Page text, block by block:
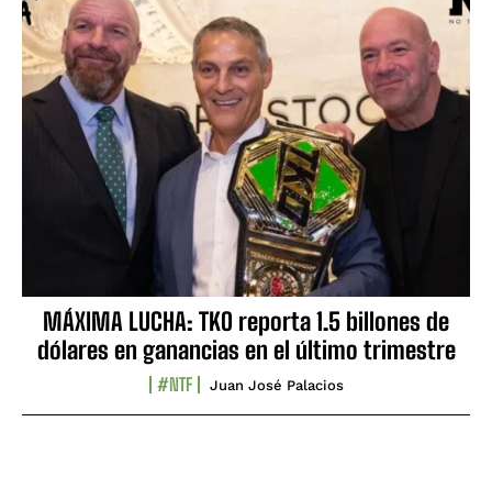
MÁXIMA LUCHA: TKO reporta 1.5 billones de
dólares en ganancias en el último trimestre
#NTF Juan José Palacios